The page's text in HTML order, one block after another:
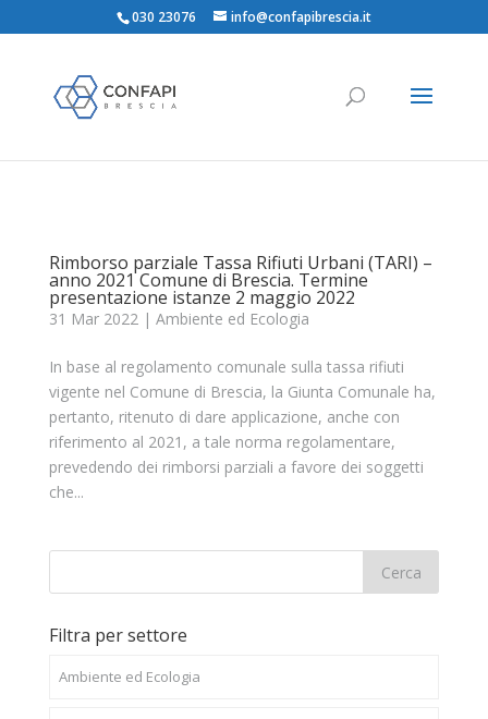
030 23076 info@confapibrescia.it
Rimborso parziale Tassa Rifiuti Urbani (TARI) –
anno 2021 Comune di Brescia. Termine
presentazione istanze 2 maggio 2022
31 Mar 2022| Ambiente ed Ecologia
In base al regolamento comunale sulla tassa rifiuti
vigente nel Comune di Brescia, la Giunta Comunale ha,
pertanto, ritenuto di dare applicazione, anche con
riferimento al 2021, a tale norma regolamentare,
prevedendo dei rimborsi parziali a favore dei soggetti
che...
Filtra per settore
Ambiente ed Ecologia